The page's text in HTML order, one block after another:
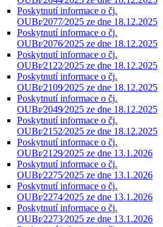
Poskytnutí informace o čj.
OUBr⁄2077⁄2025 ze dne 18.12.2025
Poskytnutí informace o čj.
OUBr⁄2076⁄2025 ze dne 18.12.2025
Poskytnutí informace o čj.
OUBr⁄2122⁄2025 ze dne 18.12.2025
Poskytnutí informace o čj.
OUBr⁄2109⁄2025 ze dne 18.12.2025
Poskytnutí informace o čj.
OUBr⁄2049⁄2025 ze dne 18.12.2025
Poskytnutí informace o čj.
OUBr⁄2152⁄2025 ze dne 18.12.2025
Poskytnutí informace o čj.
OUBr⁄2129⁄2025 ze dne 13.1.2026
Poskytnutí informace o čj.
OUBr⁄2275⁄2025 ze dne 13.1.2026
Poskytnutí informace o čj.
OUBr⁄2274⁄2025 ze dne 13.1.2026
Poskytnutí informace o čj.
OUBr⁄2273⁄2025 ze dne 13.1.2026